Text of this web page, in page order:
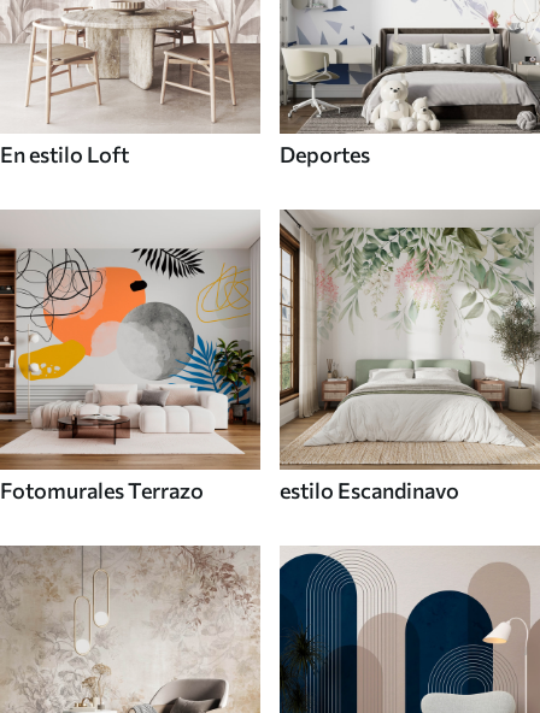
En estilo Loft Deportes
Fotomurales Terrazo estilo Escandinavo